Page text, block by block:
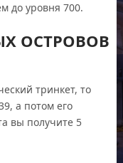
до уровня 700.
ОСТРОВОВ
тринкет, то
а потом его
вы получите 5